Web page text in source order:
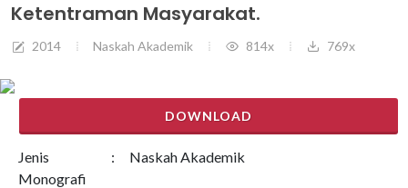
Ketentraman Masyarakat.
2014 Naskah Akademik 814x 769x
DOWNLOAD
Jenis
Monografi
: Naskah Akademik